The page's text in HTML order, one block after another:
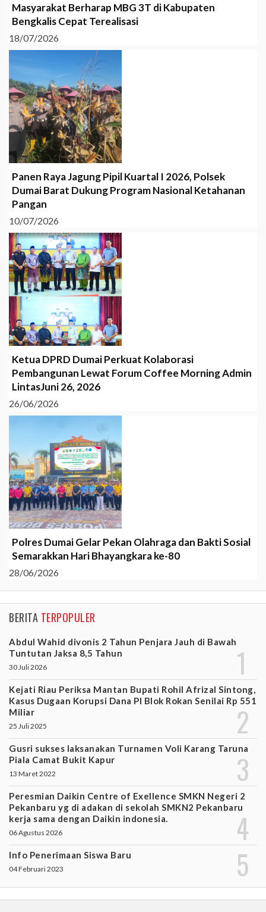
Masyarakat Berharap MBG 3T di Kabupaten
Bengkalis Cepat Terealisasi
18/07/2026
Panen Raya Jagung Pipil Kuartal I 2026, Polsek
Dumai Barat Dukung Program Nasional Ketahanan
Pangan
10/07/2026
Ketua DPRD Dumai Perkuat Kolaborasi
Pembangunan Lewat Forum Coffee Morning Admin
LintasJuni 26, 2026
26/06/2026
Polres Dumai Gelar Pekan Olahraga dan Bakti Sosial
Semarakkan Hari Bhayangkara ke-80
28/06/2026
BERITA TERPOPULER
Abdul Wahid divonis 2 Tahun Penjara Jauh di Bawah
Tuntutan Jaksa 8,5 Tahun
30 Juli 2026
Kejati Riau Periksa Mantan Bupati Rohil Afrizal Sintong,
Kasus Dugaan Korupsi Dana PI Blok Rokan Senilai Rp 551
Miliar
25 Juli 2025
Gusri sukses laksanakan Turnamen Voli Karang Taruna
Piala Camat Bukit Kapur
13 Maret 2022
Peresmian Daikin Centre of Exellence SMKN Negeri 2
Pekanbaru yg di adakan di sekolah SMKN2 Pekanbaru
kerja sama dengan Daikin indonesia.
06 Agustus 2026
Info Penerimaan Siswa Baru
04 Februari 2023